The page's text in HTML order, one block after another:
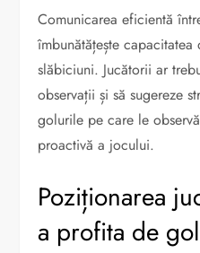
Comunicarea eficientă
îmbunătățește
slăbiciuni. Jucătorii ar
observații și să sugereze
golurile pe care le
proactivă a jocului.
Poziționarea
a profita de